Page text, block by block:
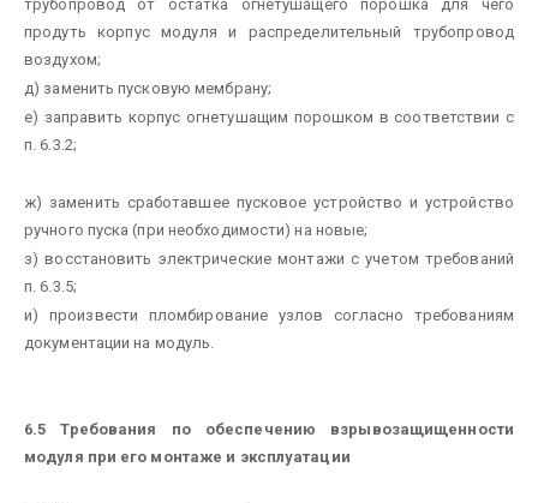
трубопровод от остатка огнетушащего порошка для чего
продуть корпус модуля и распределительный трубопровод
воздухом;
д) заменить пусковую мембрану;
е) заправить корпус огнетушащим порошком в соответствии с
п. 6.3.2;
ж) заменить сработавшее пусковое устройство и устройство
ручного пуска (при необходимости) на новые;
з) восстановить электрические монтажи с учетом требований
п. 6.3.5;
и) произвести пломбирование узлов согласно требованиям
документации на модуль.
6.5 Требования по обеспечению взрывозащищенности
модуля при его монтаже и эксплуатации